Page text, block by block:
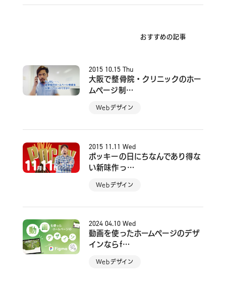
おすすめの記事
2015 10.15 Thu
大阪で整骨院・クリニックのホー
ムページ制…
Webデザイン
2015 11.11 Wed
ポッキーの日にちなんであり得な
い新味作っ…
Webデザイン
2024 04.10 Wed
動画を使ったホームページのデザ
インならf…
Webデザイン